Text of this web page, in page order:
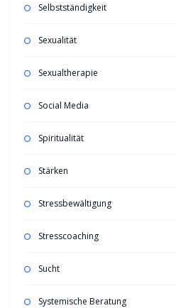
Selbstständigkeit
Sexualität
Sexualtherapie
Social Media
Spiritualität
Stärken
Stressbewältigung
Stresscoaching
Sucht
Systemische Beratung